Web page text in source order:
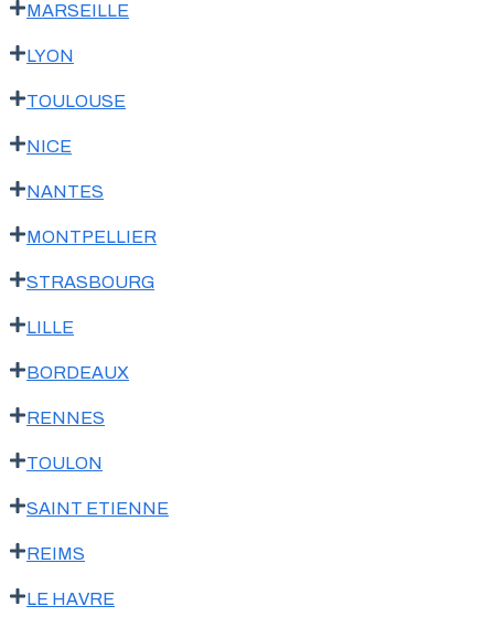
MARSEILLE
LYON
TOULOUSE
NICE
NANTES
MONTPELLIER
STRASBOURG
LILLE
BORDEAUX
RENNES
TOULON
SAINT ETIENNE
REIMS
LE HAVRE